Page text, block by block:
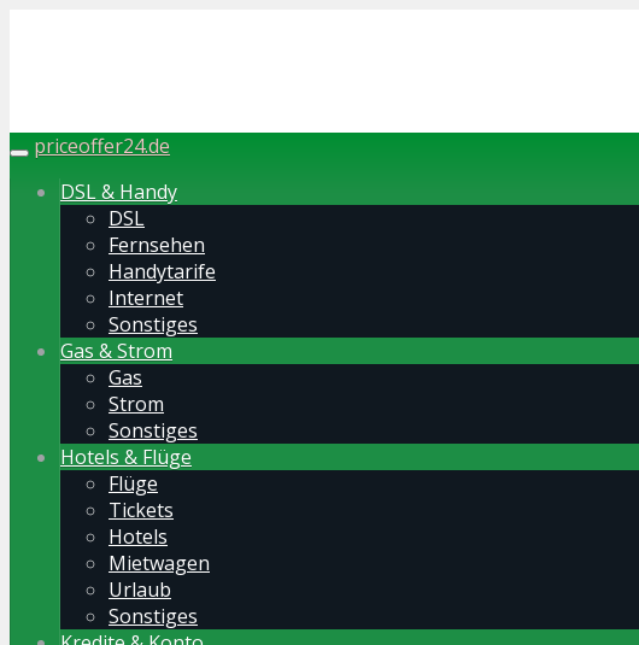
Toggle
navigation
priceoffer24.de
DSL & Handy
DSL
Fernsehen
Handytarife
Internet
Sonstiges
Gas & Strom
Gas
Strom
Sonstiges
Hotels & Flüge
Flüge
Tickets
Hotels
Mietwagen
Urlaub
Sonstiges